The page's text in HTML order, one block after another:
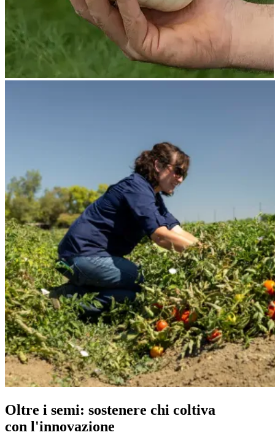
Oltre i semi: sostenere chi coltiva
con l'innovazione